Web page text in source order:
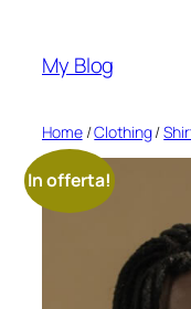
contenuto
My Blog
Home/Clothing/
In offerta!